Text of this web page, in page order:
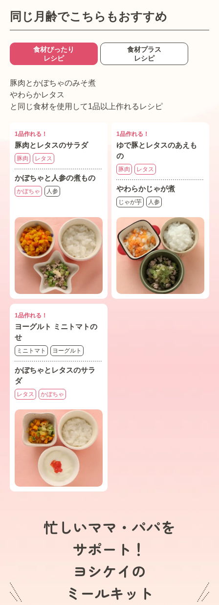
同じ月齢でこちらもおすすめ
食材ぴったり
レシピ
食材プラス
レシピ
豚肉とかぼちゃのみそ煮
やわらかレタス
と同じ食材を使用して1品以上作れるレシピ
1品作れる！
豚肉とレタスのサラダ
豚肉 レタス
かぼちゃと人参の煮もの
かぼちゃ 人参
1品作れる！
ゆで豚とレタスのあえも
の
豚肉 レタス
やわらかじゃが煮
じゃが芋 人参
1品作れる！
ヨーグルト ミニトマトの
せ
ミニトマト ヨーグルト
かぼちゃとレタスのサラ
ダ
レタス かぼちゃ
忙しいママ・パパを
サポート！
ヨシケイの
ミールキット